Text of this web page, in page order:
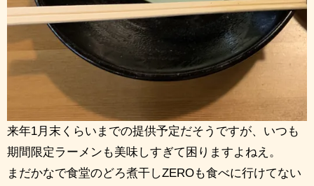
来年1月末くらいまでの提供予定だそうですが、いつも
期間限定ラーメンも美味しすぎて困りますよねえ。
まだかなで食堂のどろ煮干しZEROも食べに行けてない